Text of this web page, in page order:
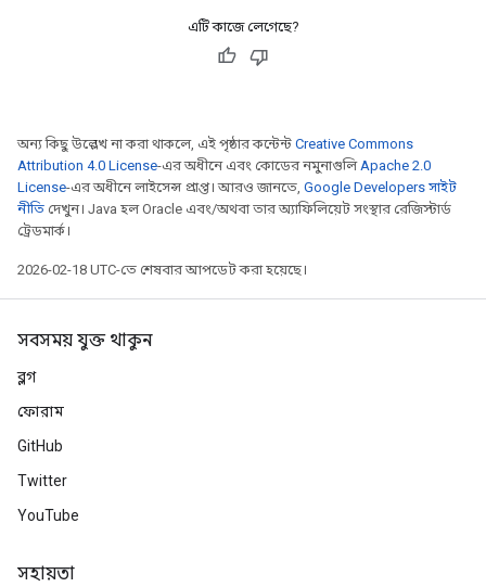
এটি কাজে লেগেছে?
অন্য কিছু উল্লেখ না করা থাকলে, এই পৃষ্ঠার কন্টেন্ট Creative Commons
Attribution 4.0 License-এর অধীনে এবং কোডের নমুনাগুলিApache 2.0
License-এর অধীনে লাইসেন্স প্রাপ্ত। আরও জানতে, Google Developers সাইট
নীতি দেখুন। Java হল Oracle এবং/অথবা তার অ্যাফিলিয়েট সংস্থার রেজিস্টার্ড
ট্রেডমার্ক।
2026-02-18 UTC-তে শেষবার আপডেট করা হয়েছে।
সবসময় যুক্ত থাকুন
ব্লগ
ফোরাম
GitHub
Twitter
YouTube
সহায়তা